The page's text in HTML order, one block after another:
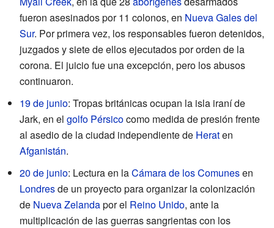
fueron asesinados por 11 colonos, en Nueva Gales del
Sur. Por primera vez, los responsables fueron detenidos,
juzgados y siete de ellos ejecutados por orden de la
corona. El juicio fue una excepción, pero los abusos
continuaron.
19 de junio: Tropas británicas ocupan la isla iraní de
Jark, en el golfo Pérsicocomo medida de presión frente
al asedio de la ciudad independiente de Heraten
Afganistán.
20 de junio: Lectura en laCámara de los Comunesen
Londresde un proyecto para organizar la colonización
de Nueva Zelandapor el Reino Unido, ante la
multiplicación de las guerras sangrientas con los